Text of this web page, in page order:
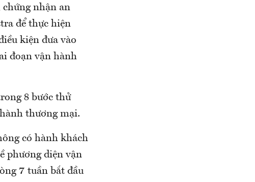
nhận an
để thực hiện
kiện đưa vào
đoạn vận hành
8 bước thử
thương mại.
có hành khách
phương diện vận
7 tuần bắt đầu